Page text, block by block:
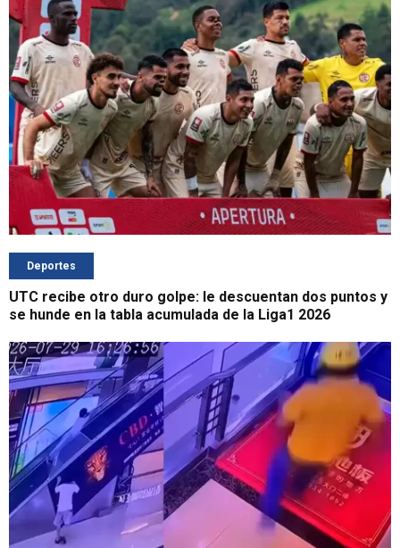
Deportes
UTC recibe otro duro golpe: le descuentan dos puntos y
se hunde en la tabla acumulada de la Liga1 2026